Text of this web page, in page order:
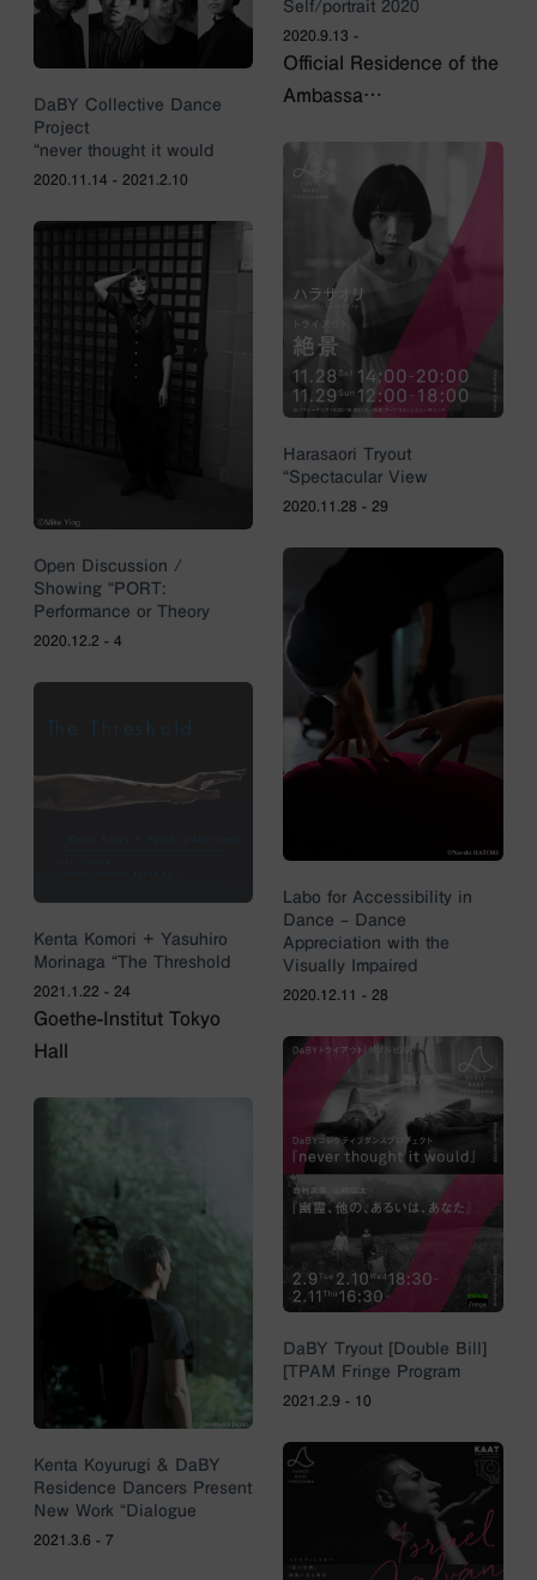
Self/portrait 2020
2020.9.13 -
Official Residence of the
Ambassa…
DaBY Collective Dance
Project
“never thought it would
2020.11.14 - 2021.2.10
Harasaori Tryout
“Spectacular View
2020.11.28 - 29
Open Discussion /
Showing “PORT:
Performance or Theory
2020.12.2 - 4
Labo for Accessibility in
Dance – Dance
Appreciation with the
Visually Impaired
2020.12.11 - 28
Kenta Komori + Yasuhiro
Morinaga “The Threshold
2021.1.22 - 24
Goethe-Institut Tokyo
Hall
DaBY Tryout [Double Bill]
[TPAM Fringe Program
2021.2.9 - 10
Kenta Koyurugi & DaBY
Residence Dancers Present
New Work “Dialogue
2021.3.6 - 7